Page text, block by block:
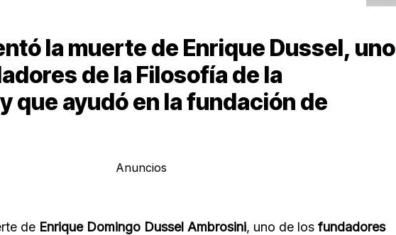
la muerte de Enrique Dussel, uno
de la Filosofía de la
que ayudó en la fundación de
Anuncios
de Enrique Domingo Dussel Ambrosini, uno de los fundadores